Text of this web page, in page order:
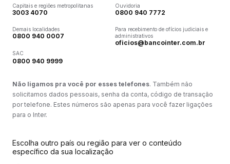
Capitais e regiões metropolitanas
3003 4070
Demais localidades
0800 940 0007
SAC
0800 940 9999
Ouvidoria
0800 940 7772
Para recebimento de ofícios judiciais e
administrativos
oficios@bancointer.com.br
Não ligamos pra você por esses telefones. Também não
solicitamos dados pessoais, senha da conta, código de transação
por telefone. Estes números são apenas para você fazer ligações
para o Inter.
Escolha outro país ou região para ver o conteúdo
específico da sua localização